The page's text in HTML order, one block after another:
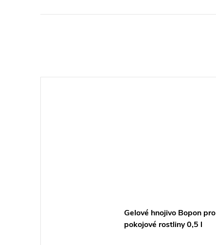
Gelové hnojivo Bopon pro
pokojové rostliny 0,5 l